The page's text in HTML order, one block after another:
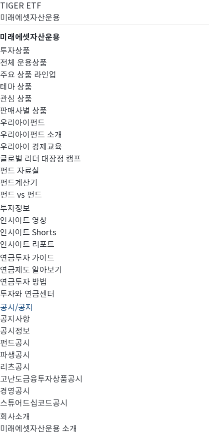
TIGER ETF
미래에셋자산운용
미래에셋자산운용
투자상품
전체 운용상품
주요 상품 라인업
테마 상품
관심 상품
판매사별 상품
우리아이펀드
우리아이펀드 소개
우리아이 경제교육
글로벌 리더 대장정 캠프
펀드 자료실
펀드계산기
펀드 vs 펀드
투자정보
인사이트 영상
인사이트 Shorts
인사이트 리포트
연금투자 가이드
연금제도 알아보기
연금투자 방법
투자와 연금센터
공시/공지
공지사항
공시정보
펀드공시
파생공시
리츠공시
고난도금융투자상품공시
경영공시
스튜어드십코드공시
회사소개
미래에셋자산운용 소개
고난도금융투자상품
고난도금융투자상품_공시_20250910